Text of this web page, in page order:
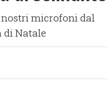
microfoni dal
di Natale